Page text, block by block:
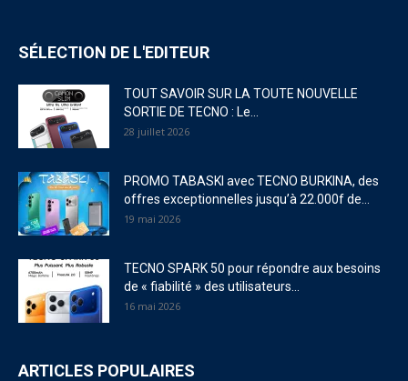
SÉLECTION DE L'EDITEUR
TOUT SAVOIR SUR LA TOUTE NOUVELLE
SORTIE DE TECNO : Le...
28 juillet 2026
PROMO TABASKI avec TECNO BURKINA, des
offres exceptionnelles jusqu’à 22.000f de...
19 mai 2026
TECNO SPARK 50 pour répondre aux besoins
de « fiabilité » des utilisateurs...
16 mai 2026
ARTICLES POPULAIRES